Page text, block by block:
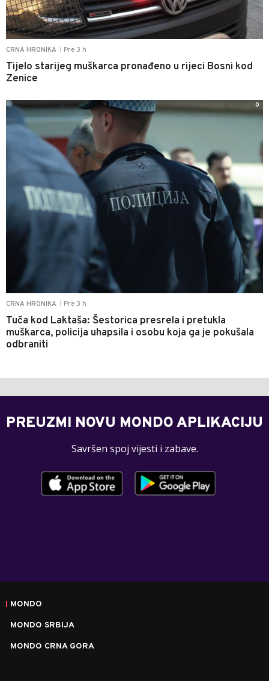
CRNA HRONIKA Pre 3 h
Tijelo starijeg muškarca pronađeno u rijeci Bosni kod
Zenice
CRNA HRONIKA Pre 3 h
Tuča kod Laktaša: Šestorica presrela i pretukla
muškarca, policija uhapsila i osobu koja ga je pokušala
odbraniti
0
PREUZMI NOVU MONDO APLIKACIJU
Savršen spoj vijesti i zabave.
MONDO
MONDO SRBIJA
MONDO CRNA GORA